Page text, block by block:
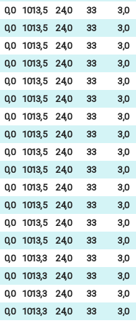
0,0 1013,5 24,0 33
3,0
0,0 1013,5 24,0 33
3,0
0,0 1013,5 24,0 33
3,0
0,0 1013,5 24,0 33
3,0
0,0 1013,5 24,0 33
3,0
0,0 1013,5 24,0 33
3,0
0,0 1013,5 24,0 33
3,0
0,0 1013,5 24,0 33
3,0
0,0 1013,5 24,0 33
3,0
0,0 1013,5 24,0 33
3,0
0,0 1013,5 24,0 33
3,0
0,0 1013,5 24,0 33
3,0
0,0 1013,5 24,0 33
3,0
0,0 1013,5 24,0 33
3,0
0,0 1013,3 24,0 33
3,0
0,0 1013,3 24,0 33
3,0
0,0 1013,3 24,0 33
3,0
0,0 1013,3 24,0 33
3,0